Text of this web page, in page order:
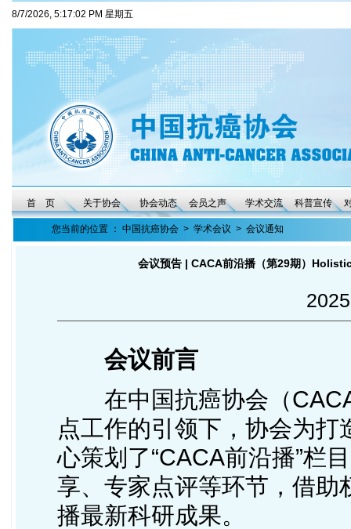
8/7/2026, 5:17:03 PM 星期五
首 页 关于协会 协会动态 会员之声 学术交流 科普宣传
您当前的位置 ： 中国抗癌协会 > 学术会议 > 会议通知
会议预告 | CACA前沿播（第29期）
会议前言
在中国抗癌协会（CACA
点工作的引领下，协会为
心策划了“CACA前沿播”栏
享、专家点评等环节，借助
播最新科研成果。